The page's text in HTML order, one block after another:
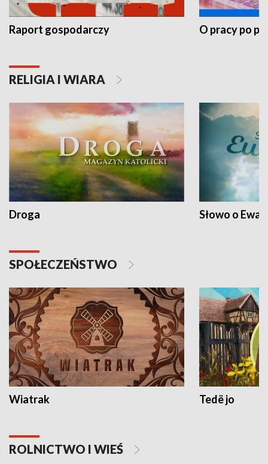
Raport gospodarczy O pracy po
RELIGIA I WIARA
Droga Słowo o
SPOŁECZEŃSTWO
Wiatrak Tedë jo
ROLNICTWO I WIEŚ